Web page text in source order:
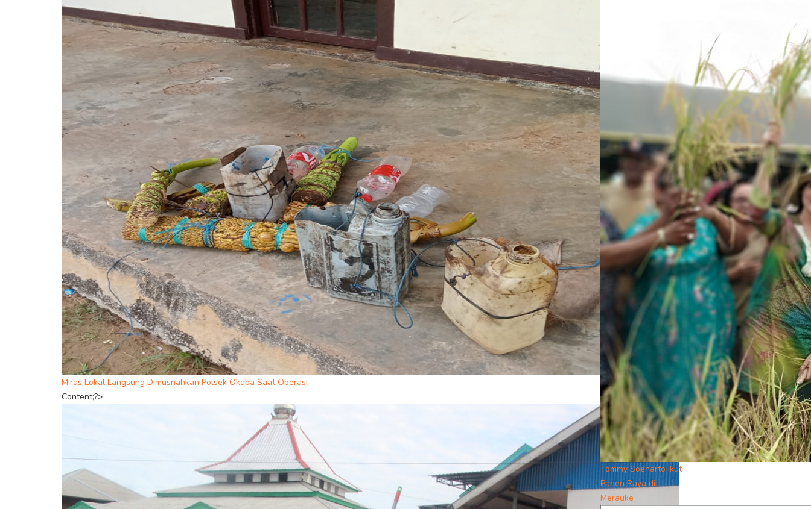
Miras Lokal Langsung Dimusnahkan Polsek Okaba Saat Operasi
Content;?>
Tommy Soeharto Ikut
Panen Raya di
Merauke